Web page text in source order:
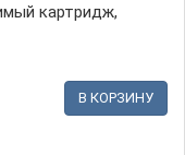
картридж,
В КОРЗИНУ